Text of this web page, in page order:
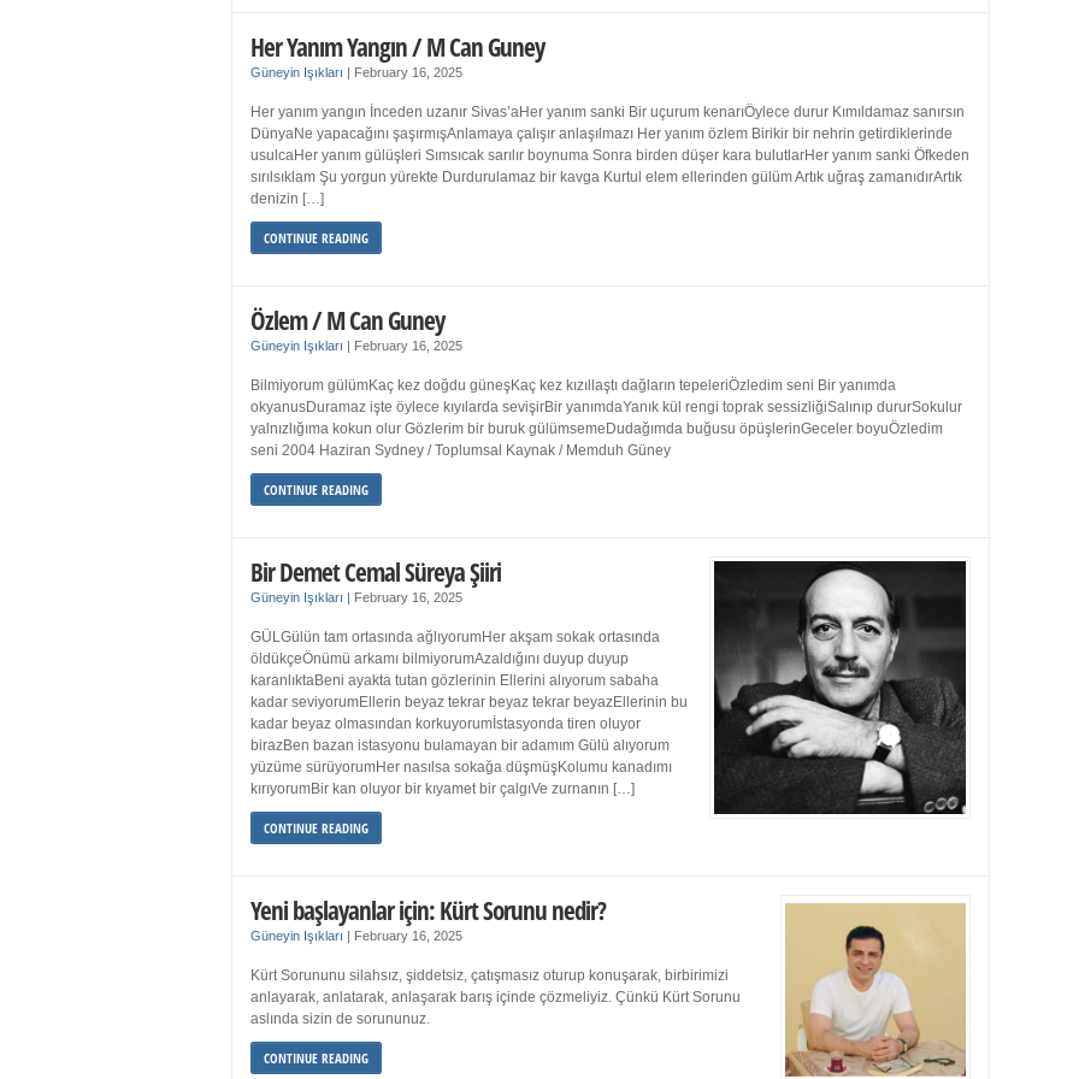
Her Yanım Yangın / M Can Guney
Güneyin Işıkları February 16, 2025
Her yanım yangın İnceden uzanır Sivas’aHer yanım sanki Bir uçurum kenarıÖylece durur Kımıldamaz sanırsın
DünyaNe yapacağını şaşırmışAnlamaya çalışır anlaşılmazı Her yanım özlem Birikir bir nehrin getirdiklerinde
usulcaHer yanım gülüşleri Sımsıcak sarılır boynuma Sonra birden düşer kara bulutlarHer yanım sanki Öfkeden
sırılsıklam Şu yorgun yürekte Durdurulamaz bir kavga Kurtul elem ellerinden gülüm Artık uğraş zamanıdırArtık
denizin […]
CONTINUE READING
Özlem / M Can Guney
Güneyin Işıkları February 16, 2025
Bilmiyorum gülümKaç kez doğdu güneşKaç kez kızıllaştı dağların tepeleriÖzledim seni Bir yanımda
okyanusDuramaz işte öylece kıyılarda sevişirBir yanımdaYanık kül rengi toprak sessizliğiSalınıp dururSokulur
yalnızlığıma kokun olur Gözlerim bir buruk gülümsemeDudağımda buğusu öpüşlerinGeceler boyuÖzledim
seni 2004 Haziran Sydney / Toplumsal Kaynak / Memduh Güney
CONTINUE READING
Bir Demet Cemal Süreya Şiiri
Güneyin Işıkları February 16, 2025
GÜLGülün tam ortasında ağlıyorumHer akşam sokak ortasında
öldükçeÖnümü arkamı bilmiyorumAzaldığını duyup duyup
karanlıktaBeni ayakta tutan gözlerinin Ellerini alıyorum sabaha
kadar seviyorumEllerin beyaz tekrar beyaz tekrar beyazEllerinin bu
kadar beyaz olmasından korkuyorumİstasyonda tiren oluyor
birazBen bazan istasyonu bulamayan bir adamım Gülü alıyorum
yüzüme sürüyorumHer nasılsa sokağa düşmüşKolumu kanadımı
kırıyorumBir kan oluyor bir kıyamet bir çalgıVe zurnanın […]
CONTINUE READING
Yeni başlayanlar için: Kürt Sorunu nedir?
Güneyin Işıkları February 16, 2025
Kürt Sorununu silahsız, şiddetsiz, çatışmasız oturup konuşarak, birbirimizi
anlayarak, anlatarak, anlaşarak barış içinde çözmeliyiz. Çünkü Kürt Sorunu
aslında sizin de sorununuz.
CONTINUE READING